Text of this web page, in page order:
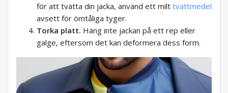
för att tvätta din jacka, använd ett milt tvättmedel
avsett för ömtåliga tyger.
Torka platt. Häng inte jackan på ett rep eller
galge, eftersom det kan deformera dess form.